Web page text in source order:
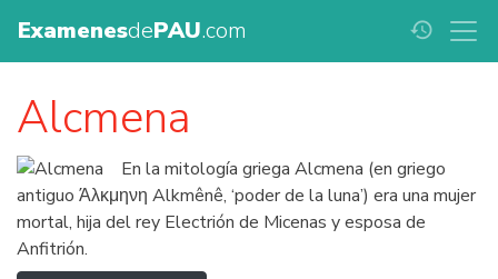
ExamenesdePAU.com history
Alcmena
En la mitología griega Alcmena (en griego
antiguo Άλκμηνη Alkmênê, ‘poder de la luna’) era una mujer
mortal, hija del rey Electrión de Micenas y esposa de
Anfitrión.